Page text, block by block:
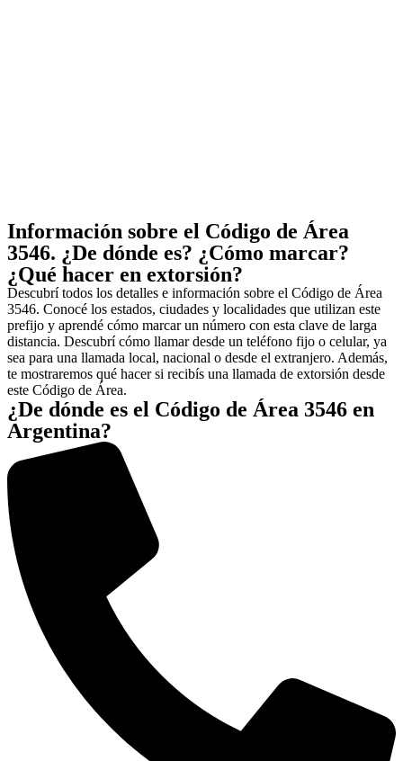
Información sobre el Código de Área
3546. ¿De dónde es? ¿Cómo marcar?
¿Qué hacer en extorsión?
Descubrí todos los detalles e información sobre el Código de Área
3546. Conocé los estados, ciudades y localidades que utilizan este
prefijo y aprendé cómo marcar un número con esta clave de larga
distancia. Descubrí cómo llamar desde un teléfono fijo o celular, ya
sea para una llamada local, nacional o desde el extranjero. Además,
te mostraremos qué hacer si recibís una llamada de extorsión desde
este Código de Área.
¿De dónde es el Código de Área 3546 en
Argentina?